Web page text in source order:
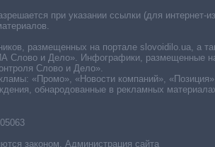
законом. Администрация сайта
при указании ссылки (для
размещенных на портале slovoidilo.ua, а
и Дело». Инфографики, размещенные
Слово и Дело».
«Промо», «Новости компаний»,
обнародованные в рекламных